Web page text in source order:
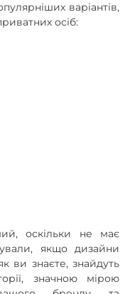
варіантів,
осіб:
оскільки не має
якщо дизайни
ви знаєте, знайдуть
значною мірою